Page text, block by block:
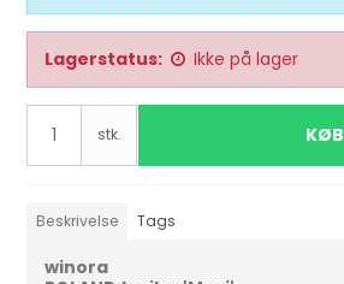
Lagerstatus: Ikke på lager
stk. KØB
Beskrivelse Tags
winora